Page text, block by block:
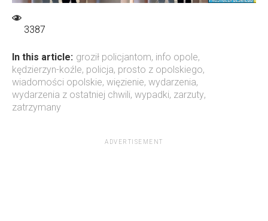
3387
In this article: groził policjantom, info opole,
kędzierzyn-koźle, policja, prosto z opolskiego,
wiadomości opolskie, więzienie, wydarzenia,
wydarzenia z ostatniej chwili, wypadki, zarzuty,
zatrzymany
ADVERTISEMENT